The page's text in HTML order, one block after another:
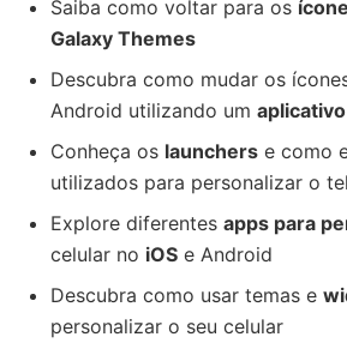
Saiba como voltar para os
Galaxy Themes
Descubra como mudar os
Android utilizando um
Conheça os launchers e como
utilizados para personalizar o
Explore diferentes apps para
celular no iOS e Android
Descubra como usar temas e
personalizar o seu celular